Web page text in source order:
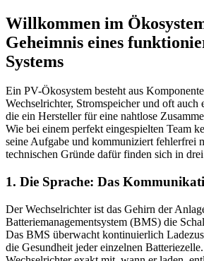
Willkommen im
Geheimnis eines
Systems
Ein PV-Ökosystem besteht aus
Wechselrichter, Stromspeicher und oft auch
die ein Hersteller für eine nahtlose
Wie bei einem perfekt eingespielten Team
seine Aufgabe und kommuniziert fehlerfrei
technischen Gründe dafür finden sich in
1. Die Sprache: Das
Der Wechselrichter ist das Gehirn der
Batteriemanagementsystem (BMS) die
Das BMS überwacht kontinuierlich
die Gesundheit jeder einzelnen